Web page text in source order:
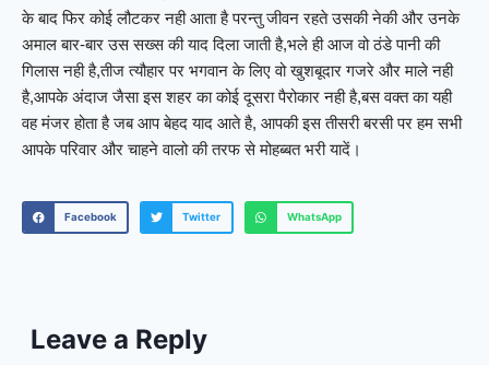
के बाद फिर कोई लौटकर नही आता है परन्तु जीवन रहते उसकी नेकी और उनके
अमाल बार-बार उस सख्स की याद दिला जाती है,भले ही आज वो ठंडे पानी की
गिलास नही है,तीज त्यौहार पर भगवान के लिए वो खुशबूदार गजरे और माले नही
है,आपके अंदाज जैसा इस शहर का कोई दूसरा पैरोकार नही है,बस वक्त का यही
वह मंजर होता है जब आप बेहद याद आते है, आपकी इस तीसरी बरसी पर हम सभी
आपके परिवार और चाहने वालो की तरफ से मोहब्बत भरी यादें।
Facebook Twitter WhatsApp
Leave a Reply